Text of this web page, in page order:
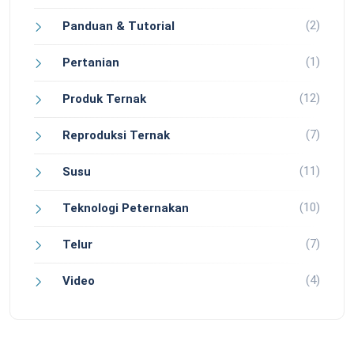
Panduan & Tutorial (2)
Pertanian (1)
Produk Ternak (12)
Reproduksi Ternak (7)
Susu (11)
Teknologi Peternakan (10)
Telur (7)
Video (4)